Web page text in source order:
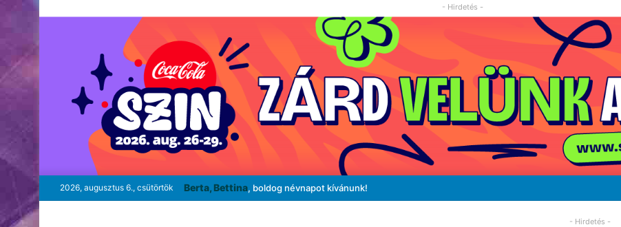
- Hirdetés -
2026, augusztus 6., csütörtök Berta, Bettina, boldog névnapot kívánunk!
- Hirdetés -